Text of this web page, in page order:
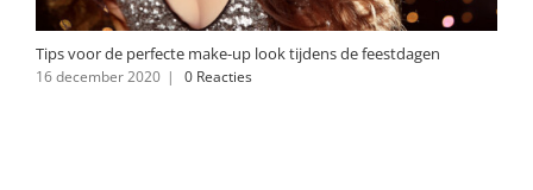
Tips voor de perfecte make-up look tijdens de feestdagen
16 december 2020 | 0 Reacties